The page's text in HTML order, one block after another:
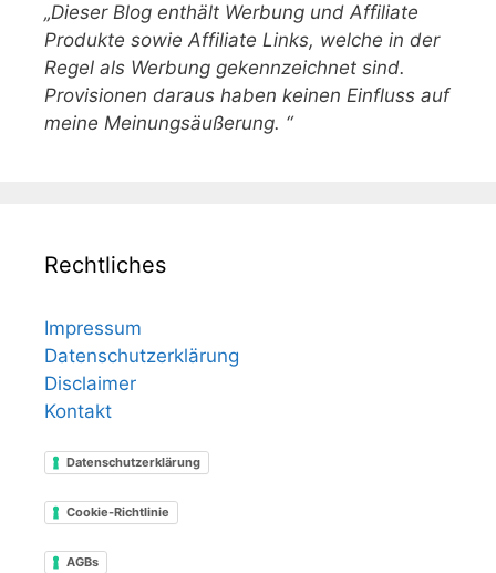
„Dieser Blog enthält Werbung und Affiliate
Produkte sowie Affiliate Links, welche in der
Regel als Werbung gekennzeichnet sind.
Provisionen daraus haben keinen Einfluss auf
meine Meinungsäußerung. “
Rechtliches
Impressum
Datenschutzerklärung
Disclaimer
Kontakt
Datenschutzerklärung
Cookie-Richtlinie
AGBs